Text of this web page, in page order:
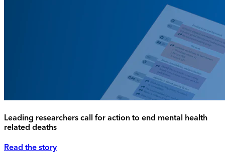
Leading researchers call for action to end mental health
related deaths
Read the story